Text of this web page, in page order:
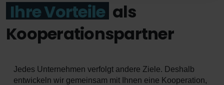
Ihre Vorteile als
Kooperationspartner
Jedes Unternehmen verfolgt andere Ziele. Deshalb
entwickeln wir gemeinsam mit Ihnen eine Kooperation,